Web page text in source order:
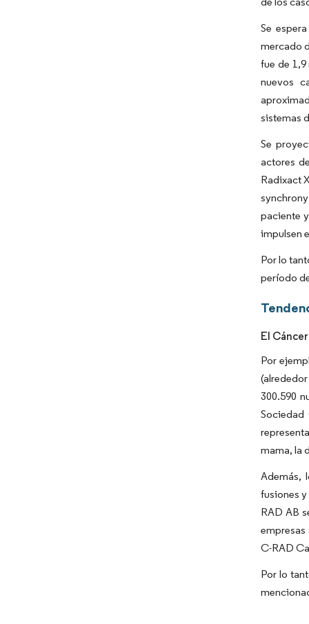
Se
mercado
fue de
nuevos
sistemas
Se
actores
Radixact
paciente
impulsen
Por lo
período
El
Por
300.590
Sociedad
mama, la
Además,
fusiones
RAD AB
C-RAD
Por lo